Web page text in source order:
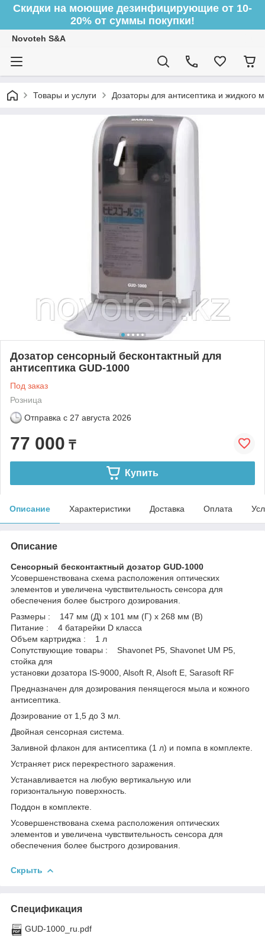
Скидки на моющие дезинфицирующие от 10-
20% от суммы покупки!
Novoteh S&A
Товары и услуги Дозаторы для антисептика и жидкого
Дозатор сенсорный бесконтактный для
антисептика GUD-1000
Под заказ
Розница
Отправка с 27 августа 2026
77 000 ₸
Купить
Описание Характеристики Доставка Оплата
Описание
Сенсорный бесконтактный дозатор GUD-1000
Усовершенствована схема расположения оптических
элементов и увеличена чувствительность сенсора для
обеспечения более быстрого дозирования.
Размеры : 147 мм (Д) х 101 мм (Г) х 268 мм (В)
Питание : 4 батарейки D класса
Объем картриджа : 1 л
Сопутствующие товары : Shavonet P5, Shavonet UM P5,
стойка для
установки дозатора IS-9000, Alsoft R, Alsoft E, Sarasoft RF
Предназначен для дозирования пенящегося мыла и кожного
антисептика.
Дозирование от 1,5 до 3 мл.
Двойная сенсорная система.
Заливной флакон для антисептика (1 л) и помпа в комплекте.
Устраняет риск перекрестного заражения.
Устанавливается на любую вертикальную или
горизонтальную поверхность.
Поддон в комплекте.
Усовершенствована схема расположения оптических
элементов и увеличена чувствительность сенсора для
обеспечения более быстрого дозирования.
Скрыть
Спецификация
GUD-1000_ru.pdf